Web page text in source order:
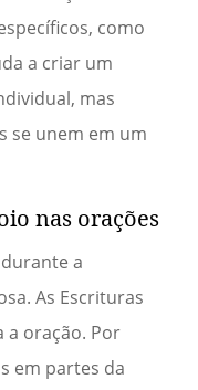
como
a criar um
mas
se unem em um
nas orações
a
As Escrituras
a oração. Por
em partes da